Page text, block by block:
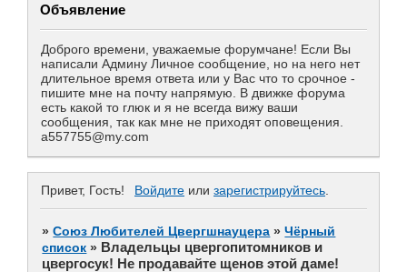
Объявление
Доброго времени, уважаемые форумчане! Если Вы
написали Админу Личное сообщение, но на него нет
длительное время ответа или у Вас что то срочное -
пишите мне на почту напрямую. В движке форума
есть какой то глюк и я не всегда вижу ваши
сообщения, так как мне не приходят оповещения.
a557755@my.com
Привет, Гость! Войдите или зарегистрируйтесь.
»Союз Любителей Цвергшнауцера »Чёрный
список » Владельцы цвергопитомников и
цвергосук! Не продавайте щенов этой даме!